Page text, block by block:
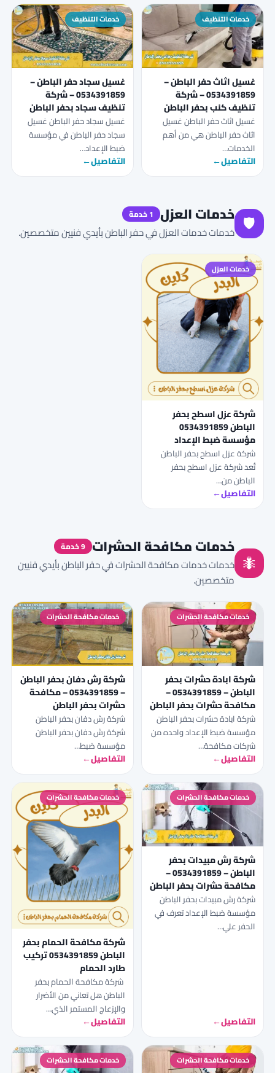
خدمات التنظيف
غسيل اثاث حفر الباطن –
0534391859 – شركة
تنظيف كنب بحفر الباطن
غسيل اثاث حفر الباطن غسيل
اثاث حفر الباطن هي من أهم
الخدمات…
التفاصيل←
خدمات التنظيف
غسيل سجاد حفر الباطن –
0534391859 – شركة
تنظيف سجاد بحفر الباطن
غسيل سجاد حفر الباطن غسيل
سجاد حفر الباطن في مؤسسة
ضبط الإعداد…
التفاصيل←
🛡️ خدمات العزل 1 خدمة
خدمات خدمات العزل في حفر الباطن بأيدي فنيين متخصصين.
خدمات العزل
شركة عزل اسطح بحفر
الباطن 0534391859
مؤسسة ضبط الإعداد
شركة عزل اسطح بحفر الباطن
تُعد شركة عزل اسطح بحفر
الباطن من…
التفاصيل←
🐜
خدمات مكافحة الحشرات 9 خدمة
خدمات خدمات مكافحة الحشرات في حفر الباطن بأيدي فنيين
متخصصين.
خدمات مكافحة الحشرات
شركة ابادة حشرات بحفر
الباطن – 0534391859 –
مكافحة حشرات بحفر الباطن
شركة ابادة حشرات بحفر الباطن
مؤسسة ضبط الإعداد واحده من
شركات مكافحة…
التفاصيل←
خدمات مكافحة الحشرات
شركة رش دفان بحفر الباطن
– 0534391859 – مكافحة
حشرات بحفر الباطن
شركة رش دفان بحفر الباطن
شركة رش دفان بحفر الباطن
مؤسسة ضبط…
التفاصيل←
خدمات مكافحة الحشرات
شركة رش مبيدات بحفر
الباطن – 0534391859 –
مكافحة حشرات بحفر الباطن
شركة رش مبيدات بحفر الباطن
مؤسسة ضبط الإعداد تعرف في
الحفر علي…
التفاصيل←
خدمات مكافحة الحشرات
شركة مكافحة الحمام بحفر
الباطن 0534391859 تركيب
طارد الحمام
شركة مكافحة الحمام بحفر
الباطن هل تعاني من الأضرار
والإزعاج المستمر الذي…
التفاصيل←
خدمات مكافحة الحشرات خدمات مكافحة الحشرات